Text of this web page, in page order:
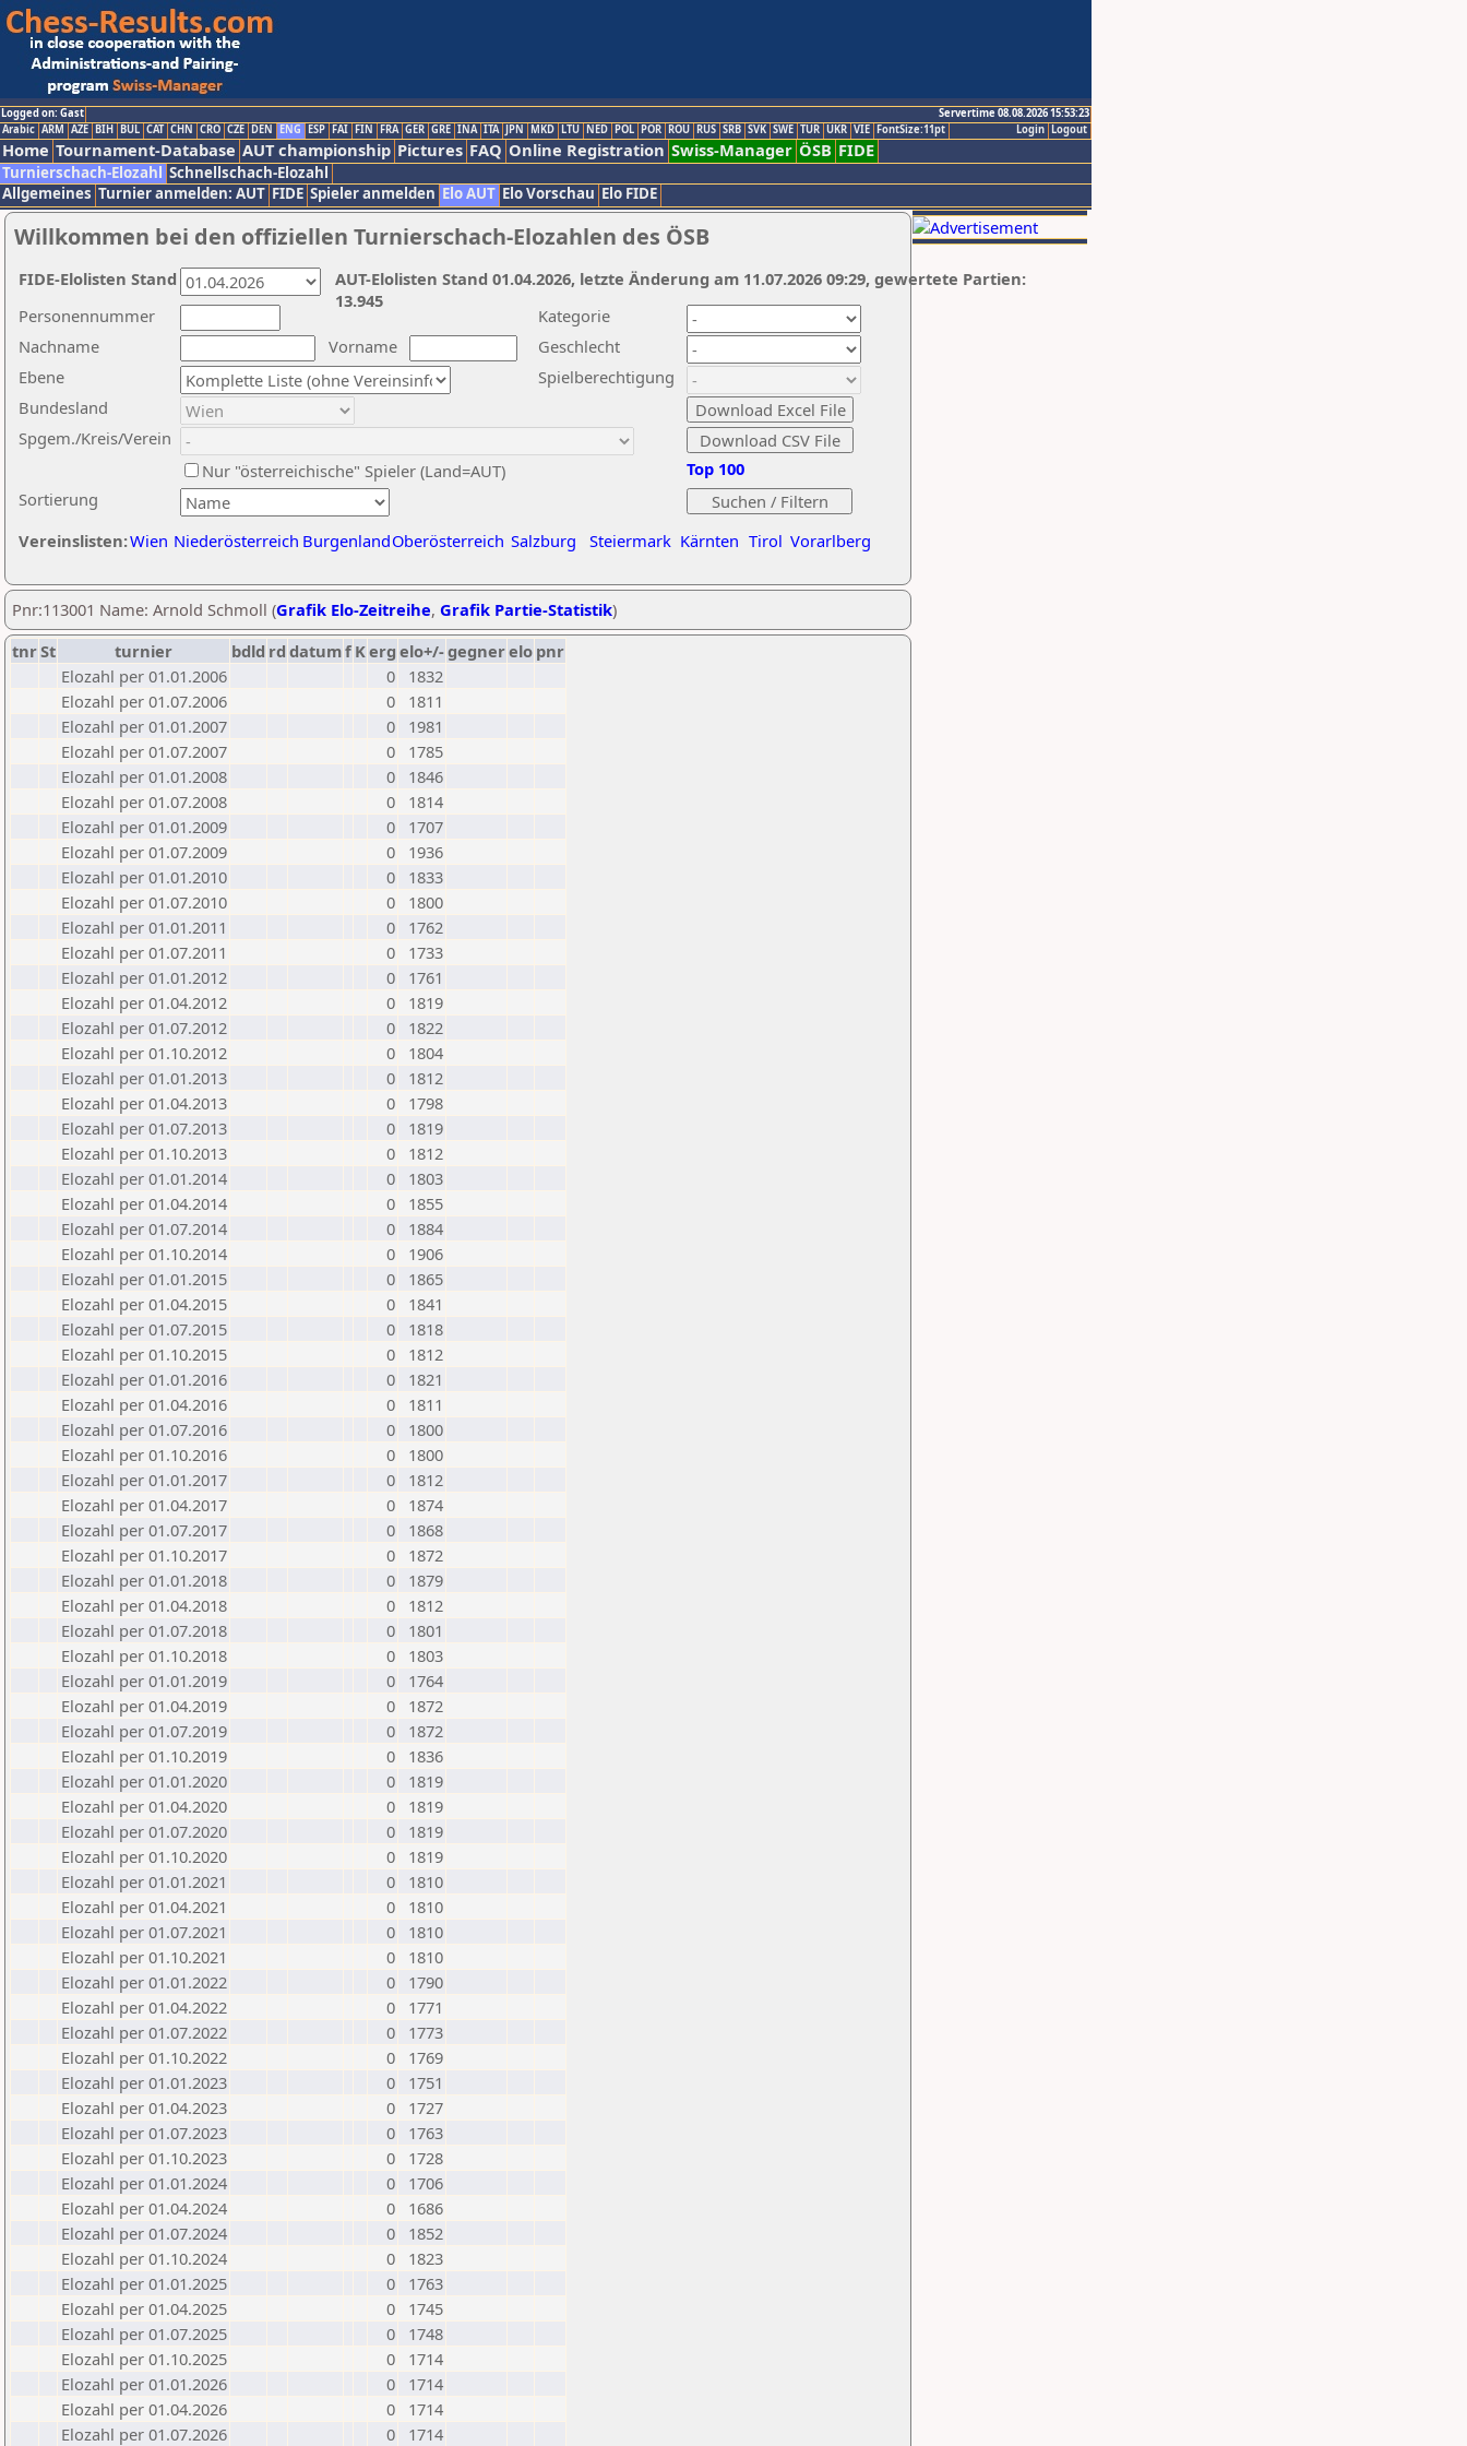
Logged on: Gast
Servertime 08.08.2026 15:53:23
Logout
Login
Arabic ARM AZE BIH BUL CAT CHN CRO CZE DEN ENG ESP FAI FIN FRA GER GRE INA ITA JPN MKD LTU NED POL POR ROU RUS SRB SVK SWE TUR UKR VIE FontSize:11pt
Home Tournament-Database AUT championship Pictures FAQ Online Registration Swiss-Manager ÖSB FIDE
Turnierschach-Elozahl Schnellschach-Elozahl
Allgemeines Turnier anmelden: AUT FIDE Spieler anmelden Elo AUT Elo Vorschau Elo FIDE
Willkommen bei den offiziellen Turnierschach-Elozahlen des ÖSB
Nachname
Vorname
Ebene
Kategorie
Sortierung
Personennummer
Bundesland
Spgem./Kreis/Verein
Geschlecht
Nur "österreichische" Spieler (Land=AUT)
Spielberechtigung
Vereinslisten:Wien Niederösterreich BurgenlandOberösterreich Salzburg Steiermark Kärnten Tirol Vorarlberg
Top 100
AUT-Elolisten Stand 01.04.2026, letzte Änderung am 11.07.2026 09:29, gewertete Partien:
13.945
FIDE-Elolisten Stand
Pnr:113001 Name: Arnold Schmoll (Grafik Elo-Zeitreihe, Grafik Partie-Statistik)
tnrSt turnier bdld rd datumf Kerg elo+/-gegnerelo pnr
Elozahl per 01.01.2006
0
1832
Elozahl per 01.07.2006
0
1811
Elozahl per 01.01.2007
0
1981
Elozahl per 01.07.2007
0
1785
Elozahl per 01.01.2008
0
1846
Elozahl per 01.07.2008
0
1814
Elozahl per 01.01.2009
0
1707
Elozahl per 01.07.2009
0
1936
Elozahl per 01.01.2010
0
1833
Elozahl per 01.07.2010
0
1800
Elozahl per 01.01.2011
0
1762
Elozahl per 01.07.2011
0
1733
Elozahl per 01.01.2012
0
1761
Elozahl per 01.04.2012
0
1819
Elozahl per 01.07.2012
0
1822
Elozahl per 01.10.2012
0
1804
Elozahl per 01.01.2013
0
1812
Elozahl per 01.04.2013
0
1798
Elozahl per 01.07.2013
0
1819
Elozahl per 01.10.2013
0
1812
Elozahl per 01.01.2014
0
1803
Elozahl per 01.04.2014
0
1855
Elozahl per 01.07.2014
0
1884
Elozahl per 01.10.2014
0
1906
Elozahl per 01.01.2015
0
1865
Elozahl per 01.04.2015
0
1841
Elozahl per 01.07.2015
0
1818
Elozahl per 01.10.2015
0
1812
Elozahl per 01.01.2016
0
1821
Elozahl per 01.04.2016
0
1811
Elozahl per 01.07.2016
0
1800
Elozahl per 01.10.2016
0
1800
Elozahl per 01.01.2017
0
1812
Elozahl per 01.04.2017
0
1874
Elozahl per 01.07.2017
0
1868
Elozahl per 01.10.2017
0
1872
Elozahl per 01.01.2018
0
1879
Elozahl per 01.04.2018
0
1812
Elozahl per 01.07.2018
0
1801
Elozahl per 01.10.2018
0
1803
Elozahl per 01.01.2019
0
1764
Elozahl per 01.04.2019
0
1872
Elozahl per 01.07.2019
0
1872
Elozahl per 01.10.2019
0
1836
Elozahl per 01.01.2020
0
1819
Elozahl per 01.04.2020
0
1819
Elozahl per 01.07.2020
0
1819
Elozahl per 01.10.2020
0
1819
Elozahl per 01.01.2021
0
1810
Elozahl per 01.04.2021
0
1810
Elozahl per 01.07.2021
0
1810
Elozahl per 01.10.2021
0
1810
Elozahl per 01.01.2022
0
1790
Elozahl per 01.04.2022
0
1771
Elozahl per 01.07.2022
0
1773
Elozahl per 01.10.2022
0
1769
Elozahl per 01.01.2023
0
1751
Elozahl per 01.04.2023
0
1727
Elozahl per 01.07.2023
0
1763
Elozahl per 01.10.2023
0
1728
Elozahl per 01.01.2024
0
1706
Elozahl per 01.04.2024
0
1686
Elozahl per 01.07.2024
0
1852
Elozahl per 01.10.2024
0
1823
Elozahl per 01.01.2025
0
1763
Elozahl per 01.04.2025
0
1745
Elozahl per 01.07.2025
0
1748
Elozahl per 01.10.2025
0
1714
Elozahl per 01.01.2026
0
1714
Elozahl per 01.04.2026
0
1714
Elozahl per 01.07.2026
0 1714